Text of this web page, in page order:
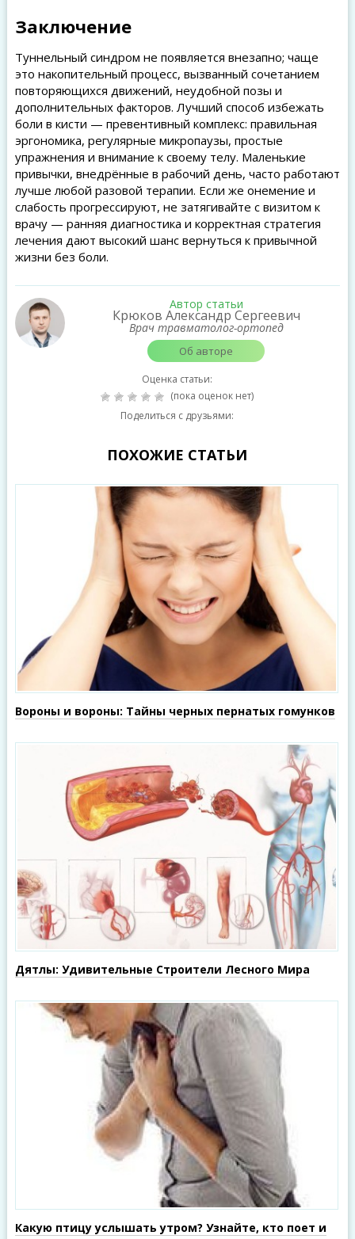
Заключение
Туннельный синдром не появляется внезапно; чаще
это накопительный процесс, вызванный сочетанием
повторяющихся движений, неудобной позы и
дополнительных факторов. Лучший способ избежать
боли в кисти — превентивный комплекс: правильная
эргономика, регулярные микропаузы, простые
упражнения и внимание к своему телу. Маленькие
привычки, внедрённые в рабочий день, часто работают
лучше любой разовой терапии. Если же онемение и
слабость прогрессируют, не затягивайте с визитом к
врачу — ранняя диагностика и корректная стратегия
лечения дают высокий шанс вернуться к привычной
жизни без боли.
Автор статьи
Крюков Александр Сергеевич
Врач травматолог-ортопед
Об авторе
Оценка статьи:
(пока оценок нет)
Поделиться с друзьями:
ПОХОЖИЕ СТАТЬИ
Вороны и вороны: Тайны черных пернатых гомунков
Дятлы: Удивительные Строители Лесного Мира
Какую птицу услышать утром? Узнайте, кто поет и